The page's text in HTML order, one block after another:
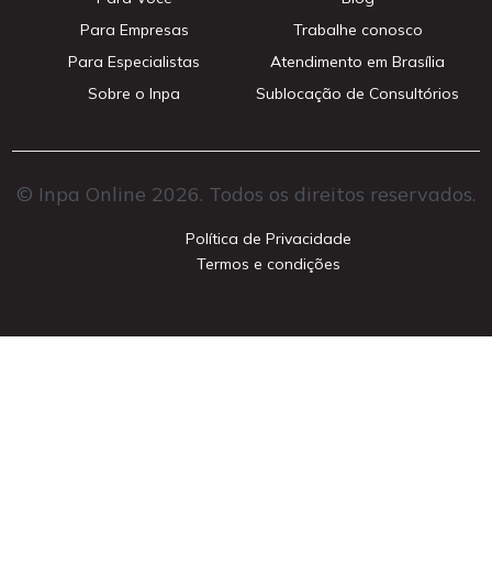
Para Empresas
Para Especialistas
Sobre o Inpa
Trabalhe conosco
Atendimento em Brasília
Sublocação de Consultórios
© Inpa Online 2026. Todos os direitos reservados.
Política de Privacidade
Termos e condições